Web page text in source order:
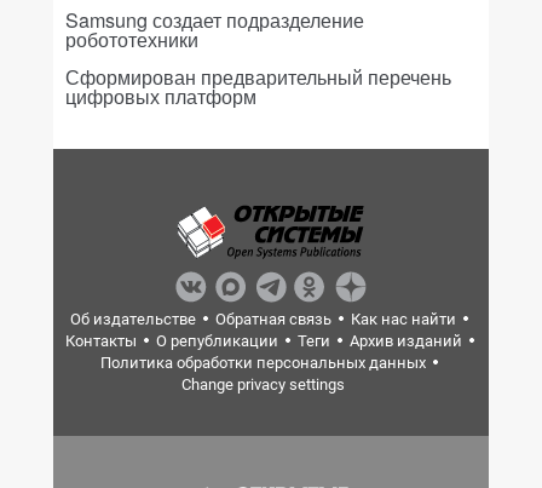
Samsung создает подразделение
робототехники
Сформирован предварительный перечень
цифровых платформ
Об издательстве Обратная связь
Как нас найти
Контакты
О републикации Теги
Архив изданий
Политика обработки персональных данных
Change privacy settings